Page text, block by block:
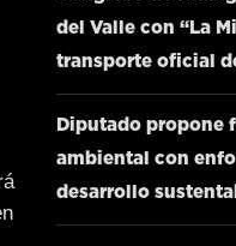
del Valle con “La
transporte oficial
Diputado propone
ambiental con
desarrollo